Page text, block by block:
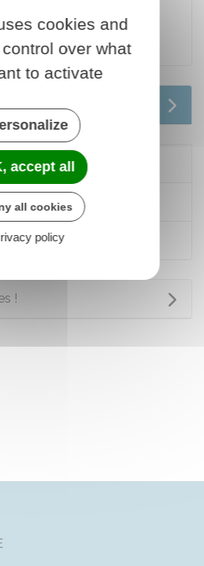
supérieur sur critères
mérite et des aides à la
pour 2025-2026
logement
!
cookies and
over what
to activate
accept all
all cookies
policy